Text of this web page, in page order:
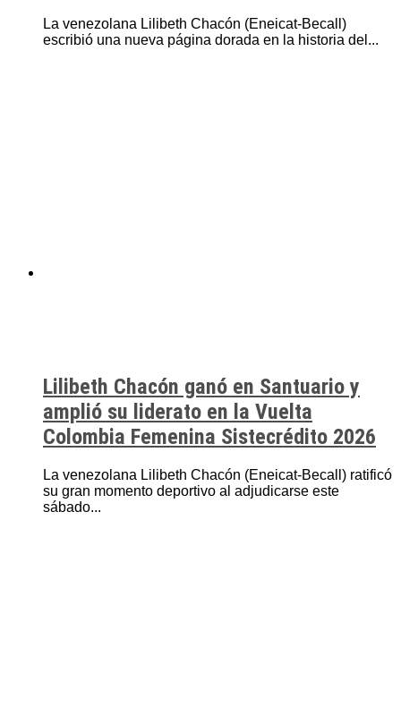
La venezolana Lilibeth Chacón (Eneicat-Becall)
escribió una nueva página dorada en la historia del...
Lilibeth Chacón ganó en Santuario y
amplió su liderato en la Vuelta
Colombia Femenina Sistecrédito 2026
La venezolana Lilibeth Chacón (Eneicat-Becall) ratificó
su gran momento deportivo al adjudicarse este
sábado...